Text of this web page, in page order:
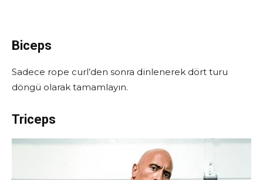
Biceps
Sadece rope curl’den sonra dinlenerek dört turu
döngü olarak tamamlayın.
Triceps